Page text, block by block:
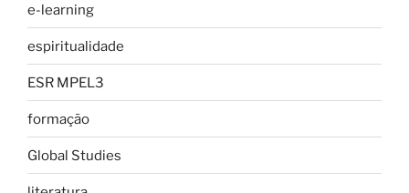
e-learning
espiritualidade
ESR MPEL3
formação
Global Studies